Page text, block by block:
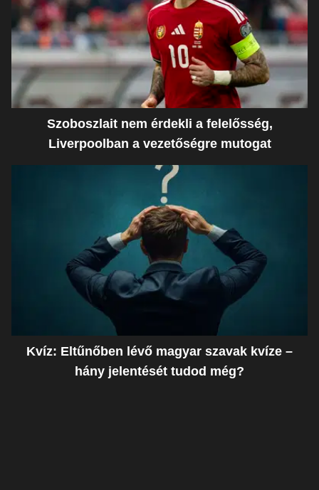
Szoboszlait nem érdekli a felelősség,
Liverpoolban a vezetőségre mutogat
Kvíz: Eltűnőben lévő magyar szavak kvíze –
hány jelentését tudod még?